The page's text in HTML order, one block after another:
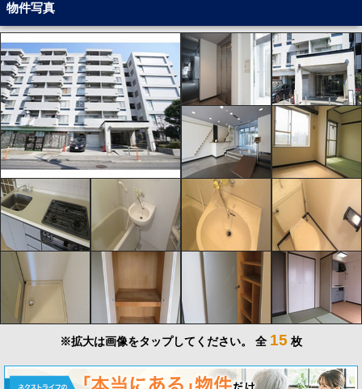
物件写真
※拡大は画像をタップしてください。 全 15 枚